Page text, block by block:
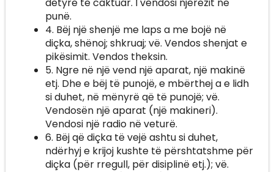
punë.
4. Bëj një shenjë me laps a me bojë në
diçka, shënoj; shkruaj; vë. Vendos shenjat e
pikësimit. Vendos theksin.
5. Ngre në një vend një aparat, një makinë
etj. Dhe e bëj të punojë, e mbërthej a e lidh
si duhet, në mënyrë që të punojë; vë.
Vendosën një aparat (një makineri).
Vendosi një radio në veturë.
6. Bëj që diçka të vejë ashtu si duhet,
ndërhyj e krijoj kushte të përshtatshme për
diçka (për rregull, për disiplinë etj.); vë.